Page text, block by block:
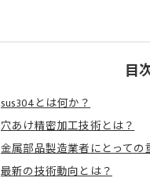
目
sus304とは何か？
穴あけ精密加工技術とは？
金属部品製造業者にとっての
最新の技術動向とは？